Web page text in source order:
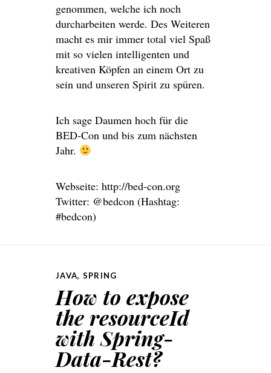
genommen, welche ich noch
durcharbeiten werde. Des Weiteren
macht es mir immer total viel Spaß
mit so vielen intelligenten und
kreativen Köpfen an einem Ort zu
sein und unseren Spirit zu spüren.
Ich sage Daumen hoch für die
BED-Con und bis zum nächsten
Jahr.
Webseite: http://bed-con.org
Twitter: @bedcon (Hashtag:
#bedcon)
JAVA, SPRING
How to expose
the resourceId
with Spring-
Data-Rest?